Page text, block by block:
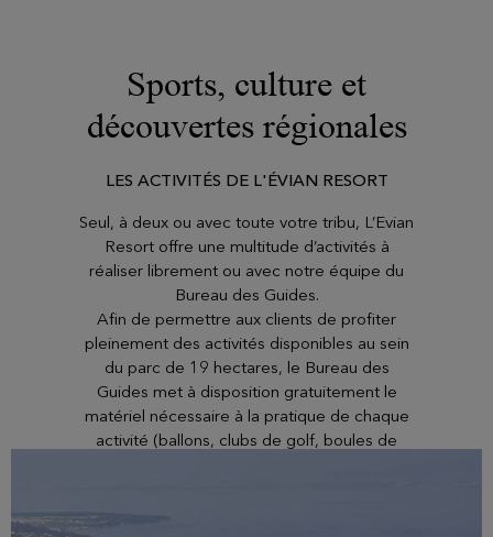
Sports, culture et
découvertes régionales
LES ACTIVITÉS DE L'ÉVIAN RESORT
Seul, à deux ou avec toute votre tribu, L’Evian
Resort offre une multitude d’activités à
réaliser librement ou avec notre équipe du
Bureau des Guides.
Afin de permettre aux clients de profiter
pleinement des activités disponibles au sein
du parc de 19 hectares, le Bureau des
Guides met à disposition gratuitement le
matériel nécessaire à la pratique de chaque
activité (ballons, clubs de golf, boules de